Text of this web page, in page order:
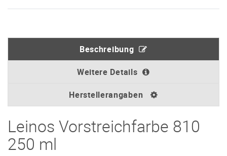
Beschreibung
Weitere Details
Herstellerangaben
Leinos Vorstreichfarbe 810
250 ml